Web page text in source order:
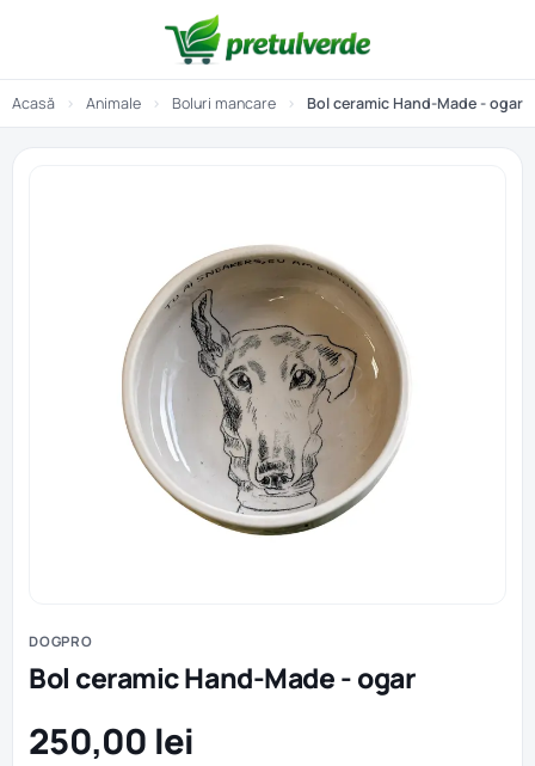
Acasă › Animale › Boluri mancare › Bol ceramic Hand-Made - ogar
DOGPRO
Bol ceramic Hand-Made - ogar
250,00 lei